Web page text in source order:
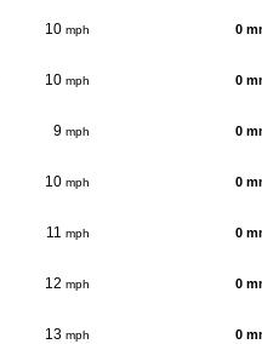
10 mph 0
10 mph 0
9 mph 0
10 mph 0
11 mph 0
12 mph 0
13 mph 0